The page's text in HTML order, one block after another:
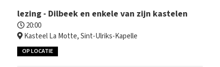
lezing - Dilbeek en enkele van zijn kastelen
20:00
Kasteel La Motte, Sint-Ulriks-Kapelle
OP LOCATIE